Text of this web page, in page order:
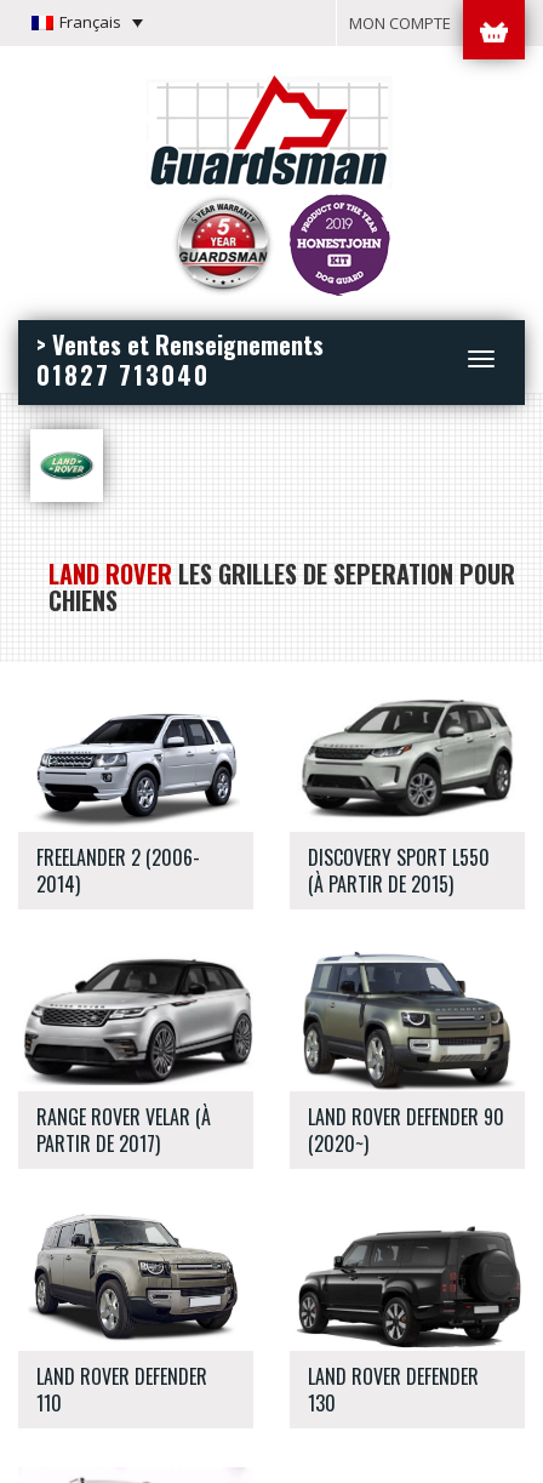
Français MON COMPTE
Toggle
> Ventes et Renseignements
01827 713040
LAND ROVER LES GRILLES DE SEPERATION POUR
CHIENS
FREELANDER 2 (2006-
2014)
DISCOVERY SPORT L550
(À PARTIR DE 2015)
RANGE ROVER VELAR (À
PARTIR DE 2017)
LAND ROVER DEFENDER 90
(2020~)
LAND ROVER DEFENDER
110
LAND ROVER DEFENDER
130